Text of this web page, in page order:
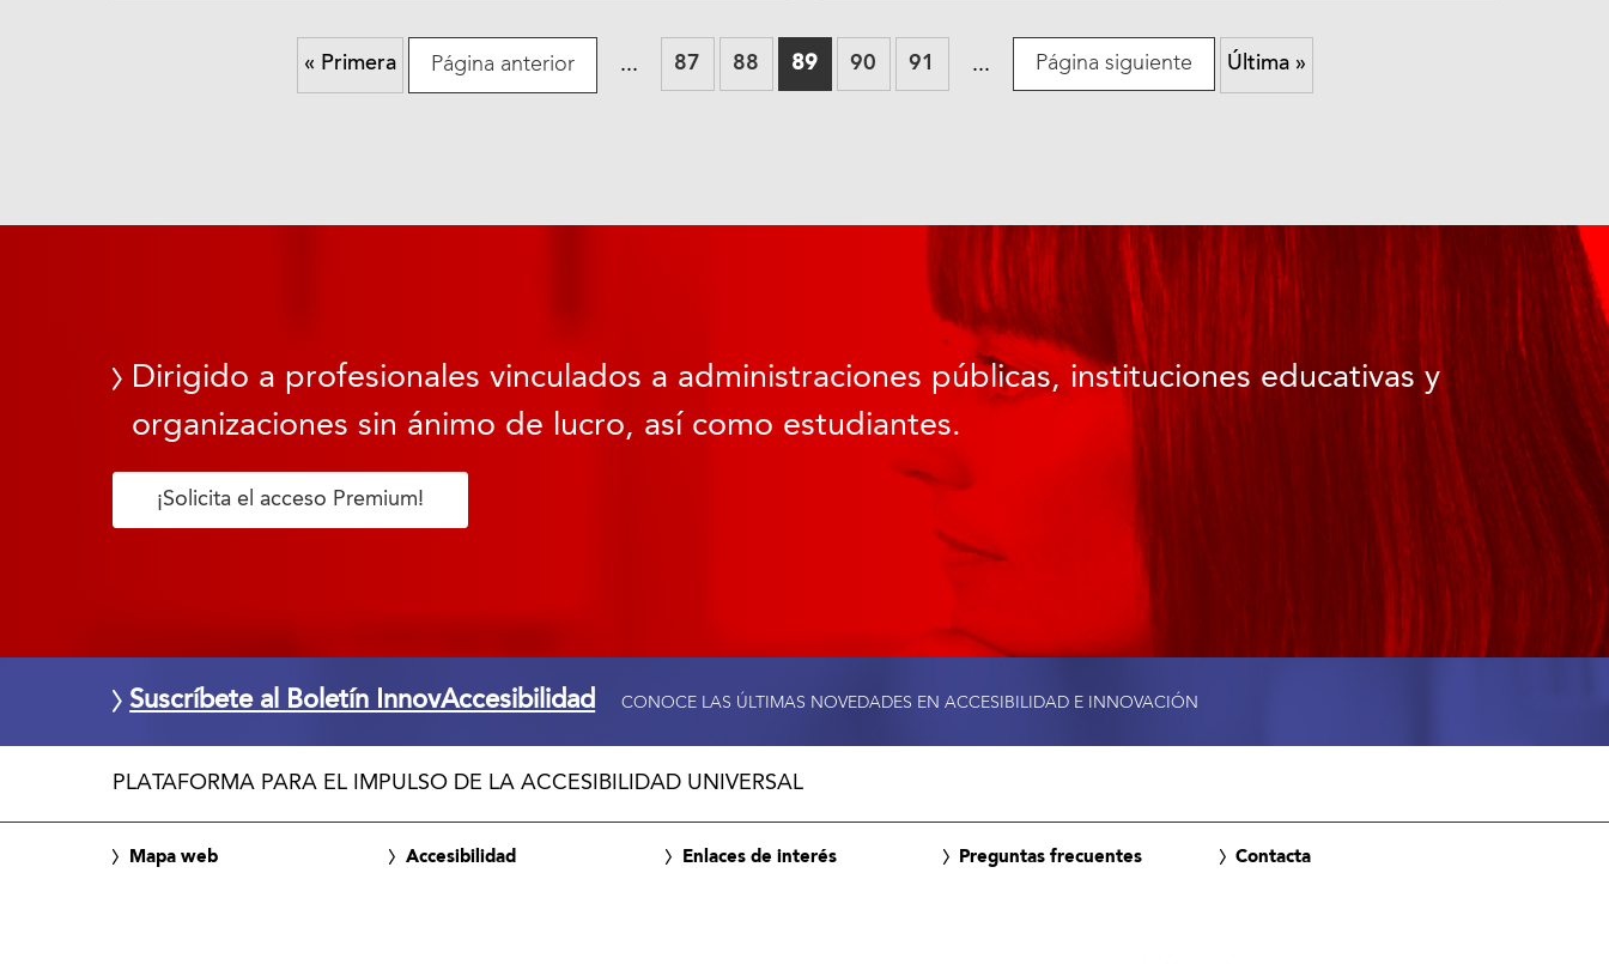
« Primera Página anterior ... 87 88 89 90 91 ... Página siguiente Última »
Dirigido a profesionales vinculados a administraciones públicas, instituciones educativas y
organizaciones sin ánimo de lucro, así como estudiantes.
¡Solicita el acceso Premium!
Suscríbete al Boletín InnovAccesibilidad CONOCE LAS ÚLTIMAS NOVEDADES EN ACCESIBILIDAD E INNOVACIÓN
PLATAFORMA PARA EL IMPULSO DE LA ACCESIBILIDAD UNIVERSAL
Mapa web Accesibilidad Enlaces de interés Preguntas frecuentes Contacta